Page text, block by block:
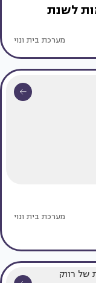
לשנת
מערכת בית ונוי
מערכת בית ונוי